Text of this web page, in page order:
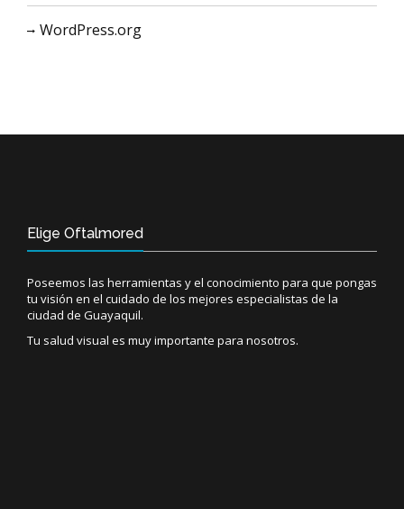
WordPress.org
Elige Oftalmored
Poseemos las herramientas y el conocimiento para que pongas
tu visión en el cuidado de los mejores especialistas de la
ciudad de Guayaquil.
Tu salud visual es muy importante para nosotros.